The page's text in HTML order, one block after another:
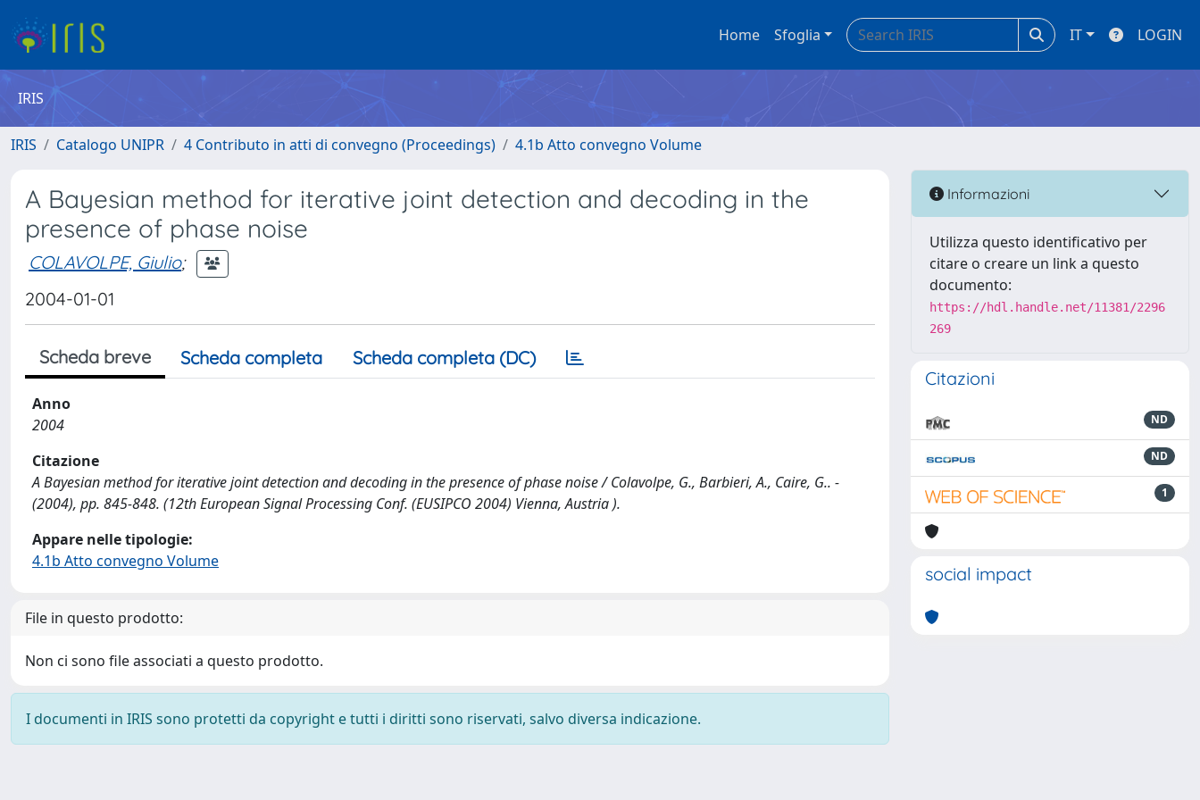
Home Sfoglia IT LOGIN
IRIS
IRIS Catalogo UNIPR 4 Contributo in atti di convegno (Proceedings) 4.1b Atto convegno Volume
A Bayesian method for iterative joint detection and decoding in the
presence of phase noise
COLAVOLPE, Giulio;
2004-01-01
Scheda breve Scheda completa Scheda completa (DC)
Anno
2004
Citazione
A Bayesian method for iterative joint detection and decoding in the presence of phase noise / Colavolpe, G., Barbieri, A., Caire, G.. -
(2004), pp. 845-848. (12th European Signal Processing Conf. (EUSIPCO 2004) Vienna, Austria ).
Appare nelle tipologie:
4.1b Atto convegno Volume
File in questo prodotto:
Non ci sono file associati a questo prodotto.
I documenti in IRIS sono protetti da copyright e tutti i diritti sono riservati, salvo diversa indicazione.
Informazioni
Utilizza questo identificativo per
citare o creare un link a questo
documento:
https://hdl.handle.net/11381/2296
269
Citazioni
ND
ND
1
social impact